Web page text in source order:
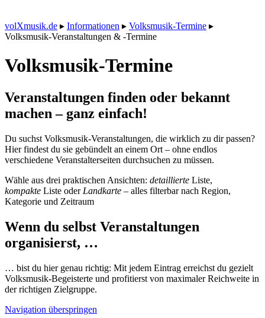
volXmusik.de ▸ Informationen ▸ Volksmusik-Termine ▸
Volksmusik-Veranstaltungen & -Termine
Volksmusik-Termine
Veranstaltungen finden oder bekannt
machen – ganz einfach!
Du suchst Volksmusik-Veranstaltungen, die wirklich zu dir passen?
Hier findest du sie gebündelt an einem Ort – ohne endlos
verschiedene Veranstalterseiten durchsuchen zu müssen.
Wähle aus drei praktischen Ansichten: detaillierte Liste,
kompakte Liste oder Landkarte – alles filterbar nach Region,
Kategorie und Zeitraum
Wenn du selbst Veranstaltungen
organisierst, …
… bist du hier genau richtig: Mit jedem Eintrag erreichst du gezielt
Volksmusik-Begeisterte und profitierst von maximaler Reichweite in
der richtigen Zielgruppe.
Navigation überspringen